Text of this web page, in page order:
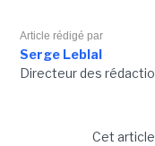
Article rédigé par
Serge Leblal
Directeur des
Cet